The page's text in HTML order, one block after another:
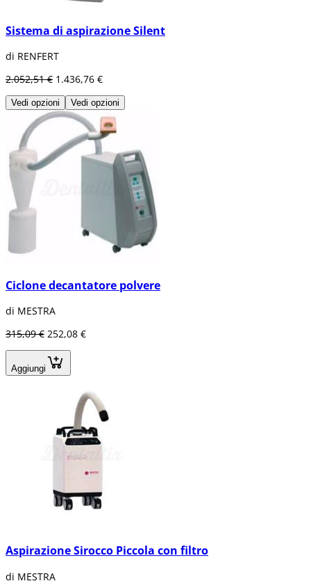
Sistema di aspirazione Silent
di RENFERT
2.052,51 € 1.436,76 €
Vedi opzioni Vedi opzioni
Ciclone decantatore polvere
di MESTRA
315,09 € 252,08 €
Aggiungi
Aspirazione Sirocco Piccola con filtro
di MESTRA